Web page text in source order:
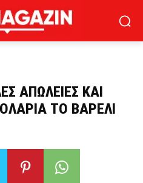
ΑΠΩΛΕΙΕΣ ΚΑΙ
ΤΟ ΒΑΡΕΛΙ